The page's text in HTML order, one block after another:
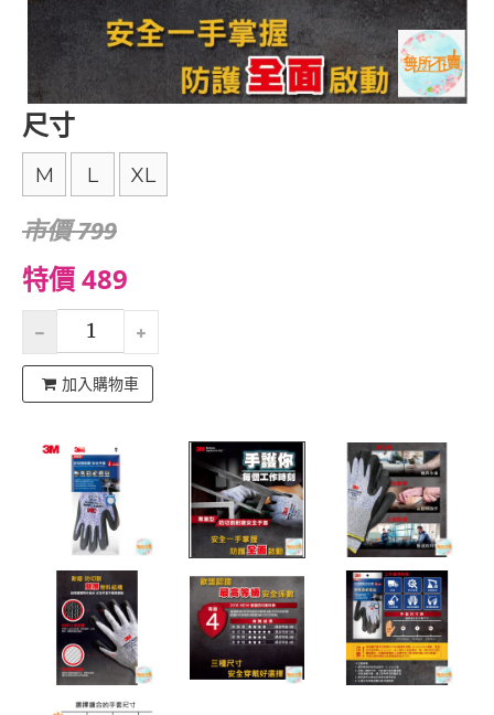
尺寸
M L XL
市價 799
特價 489
加入購物車